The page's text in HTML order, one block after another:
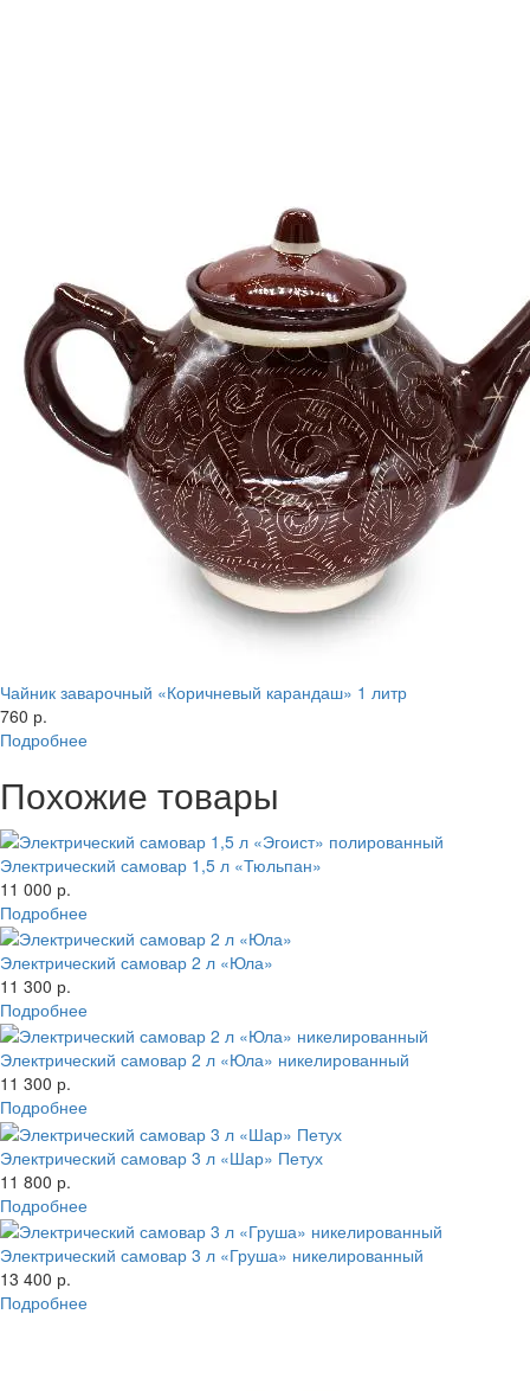
Чайник заварочный «Коричневый карандаш» 1 литр
760 р.
Подробнее
Похожие товары
Электрический самовар 1,5 л «Тюльпан»
11 000 р.
Подробнее
Электрический самовар 2 л «Юла»
11 300 р.
Подробнее
Электрический самовар 2 л «Юла» никелированный
11 300 р.
Подробнее
Электрический самовар 3 л «Шар» Петух
11 800 р.
Подробнее
Электрический самовар 3 л «Груша» никелированный
13 400 р.
Подробнее